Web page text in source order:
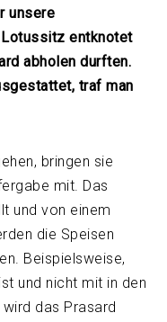
unsere
entknotet
abholen durften.
traf man
bringen sie
mit. Das
und von einem
die Speisen
Beispielsweise,
und nicht mit in den
das Prasard